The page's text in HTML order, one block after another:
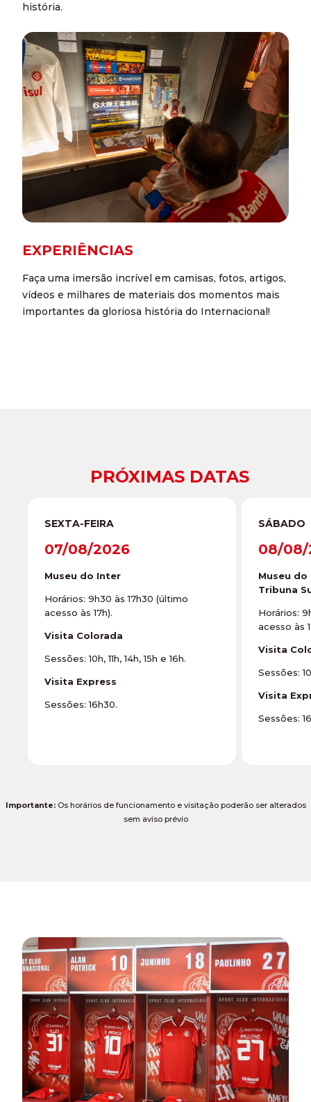
história.
EXPERIÊNCIAS
Faça uma imersão incrível em camisas, fotos, artigos,
vídeos e milhares de materiais dos momentos mais
importantes da gloriosa história do Internacional!
PRÓXIMAS DATAS
SEXTA-FEIRA
07/08/2026
Museu do Inter
Horários: 9h30 às 17h30 (último
acesso às 17h).
Visita Colorada
Sessões: 10h, 11h, 14h, 15h e 16h.
Visita Express
Sessões: 16h30.
SÁBADO
08/08/
Museu do
Tribuna
Horários:
acesso às
Visita
Sessões:
Visita
Sessões:
Importante:Os horários de funcionamento e visitação poderão ser alterados
sem aviso prévio